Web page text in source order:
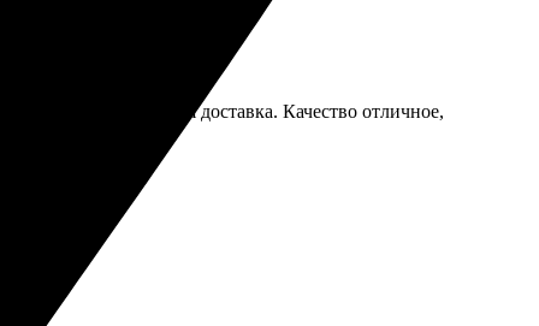
и быстрая доставка. Качество отличное,